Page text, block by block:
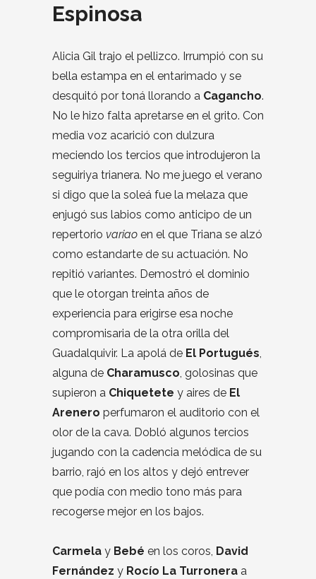
Espinosa
Alicia Gil trajo el pellizco. Irrumpió con su
bella estampa en el entarimado y se
desquitó por toná llorando a Cagancho.
No le hizo falta apretarse en el grito. Con
media voz acarició con dulzura
meciendo los tercios que introdujeron la
seguiriya trianera. No me juego el verano
si digo que la soleá fue la melaza que
enjugó sus labios como anticipo de un
repertorio variao en el que Triana se alzó
como estandarte de su actuación. No
repitió variantes. Demostró el dominio
que le otorgan treinta años de
experiencia para erigirse esa noche
compromisaria de la otra orilla del
Guadalquivir. La apolá de El Portugués
alguna de Charamusco , golosinas que
supieron a Chiquetete y aires de El
Arenero perfumaron el auditorio con el
olor de la cava. Dobló algunos tercios
jugando con la cadencia melódica de su
barrio, rajó en los altos y dejó entrever
que podía con medio tono más para
recogerse mejor en los bajos.
Carmela y Bebé en los coros, David
Fernández y Rocío La Turronera a